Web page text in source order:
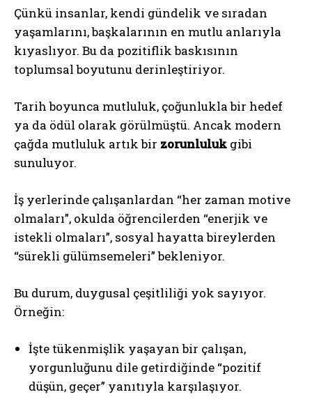
Çünkü insanlar, kendi gündelik ve sıradan
yaşamlarını, başkalarının en mutlu anlarıyla
kıyaslıyor. Bu da pozitiflik baskısının
toplumsal boyutunu derinleştiriyor.
Tarih boyunca mutluluk, çoğunlukla bir hedef
ya da ödül olarak görülmüştü. Ancak modern
çağda mutluluk artık bir zorunluluk gibi
sunuluyor.
İş yerlerinde çalışanlardan “her zaman motive
olmaları”, okulda öğrencilerden “enerjik ve
istekli olmaları”, sosyal hayatta bireylerden
“sürekli gülümsemeleri” bekleniyor.
Bu durum, duygusal çeşitliliği yok sayıyor.
Örneğin:
İşte tükenmişlik yaşayan bir çalışan,
yorgunluğunu dile getirdiğinde “pozitif
düşün, geçer” yanıtıyla karşılaşıyor.